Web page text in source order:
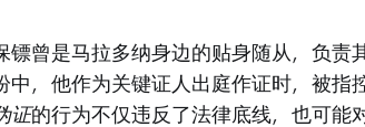
镖曾是马拉多纳身边的贴身随从，负责
中，他作为关键证人出庭作证时，被指
证的行为不仅违反了法律底线，也可能